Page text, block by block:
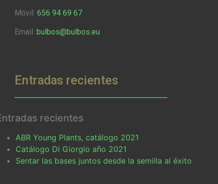
Móvil: 656 94 69 67
Email: bulbos@bulbos.eu
Entradas recientes
recientes
ABR Young Plants, catálogo 2021
Catálogo Di Giorgio año 2021
Sentar las bases juntos desde la semilla al éxito